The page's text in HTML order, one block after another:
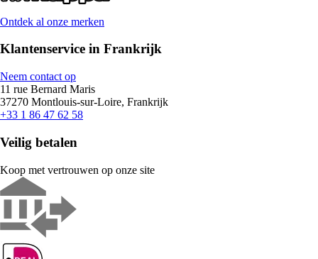
Ontdek al onze merken
Klantenservice in Frankrijk
Neem contact op
11 rue Bernard Maris
37270 Montlouis-sur-Loire, Frankrijk
+33 1 86 47 62 58
Veilig betalen
Koop met vertrouwen op onze site